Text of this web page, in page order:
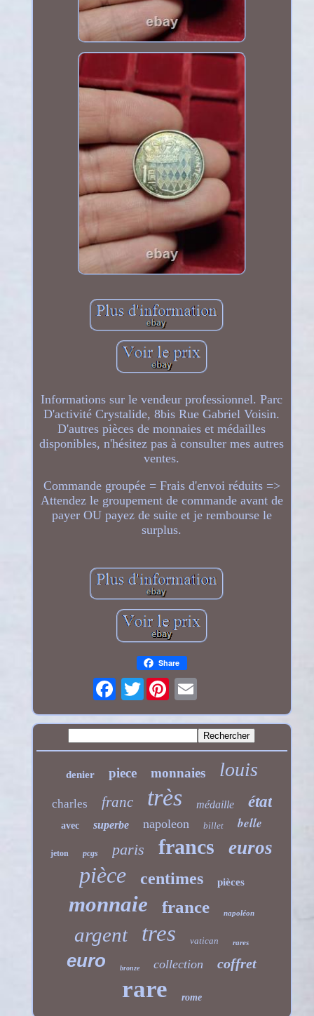
Informations sur le vendeur professionnel. Parc
D'activité Crystalide, 8bis Rue Gabriel Voisin.
D'autres pièces de monnaies et médailles
disponibles, n'hésitez pas à consulter mes autres
ventes.
Commande groupée = Frais d'envoi réduits =>
Attendez le groupement de commande avant de
payer OU payez de suite et je rembourse le
surplus.
Share
Twitter
denier piece monnaies louis
charles franc très médaille état
avec superbe napoleon billet belle
jeton pcgs paris francs euros
pièce centimes pièces
monnaie france napoléon
argent tres vatican rares
euro bronze collection coffret
rare rome